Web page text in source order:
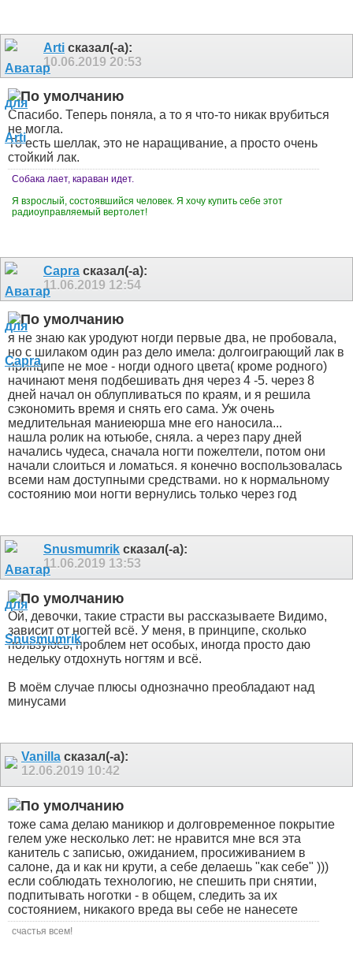
Arti сказал(-а):
10.06.2019 20:53
Спасибо. Теперь поняла, а то я что-то никак врубиться
не могла.
То есть шеллак, это не наращивание, а просто очень
стойкий лак.
Собака лает, караван идет.
Я взрослый, состоявшийся человек. Я хочу купить себе этот
радиоуправляемый вертолет!
Capra сказал(-а):
11.06.2019 12:54
я не знаю как уродуют ногди первые два, не пробовала,
но с шилаком один раз дело имела: долгоиграющий лак в
принципе не мое - ногди одного цвета( кроме родного)
начинают меня подбешивать дня через 4 -5. через 8
дней начал он облупливаться по краям, и я решила
сэкономить время и снять его сама. Уж очень
медлительная маниеюрша мне его наносила...
нашла ролик на ютьюбе, сняла. а через пару дней
начались чудеса, сначала ногти пожелтели, потом они
начали слоиться и ломаться. я конечно воспользовалась
всеми нам доступными средствами. но к нормальному
состоянию мои ногти вернулись только через год
Snusmumrik сказал(-а):
11.06.2019 13:53
Ой, девочки, такие страсти вы рассказываете Видимо,
зависит от ногтей всё. У меня, в принципе, сколько
пользуюсь, проблем нет особых, иногда просто даю
недельку отдохнуть ногтям и всё.
В моём случае плюсы однозначно преобладают над
минусами
Vanilla сказал(-а):
12.06.2019 10:42
тоже сама делаю маникюр и долговременное покрытие
гелем уже несколько лет: не нравится мне вся эта
канитель с записью, ожиданием, просиживанием в
салоне, да и как ни крути, а себе делаешь "как себе" )))
если соблюдать технологию, не спешить при снятии,
подпитывать ноготки - в общем, следить за их
состоянием, никакого вреда вы себе не нанесете
счастья всем!